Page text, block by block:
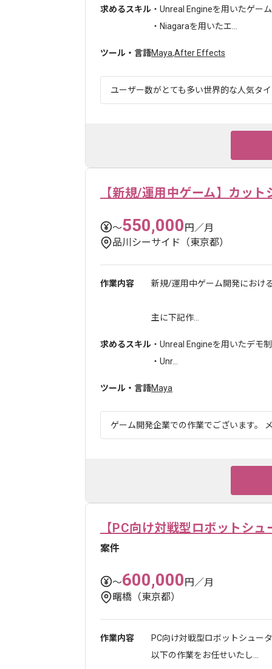
求めるスキル ・Unreal Engineを用いたゲー
・Niagaraを用いたエ...
ツール・言語Maya,After Effects
ユーザー数がとても多い世界的な人気タ
【新規/運用中ゲーム】カッ
〜550,000円／月
品川シーサイド（東京都）
作業内容 新規/運用中ゲーム開発におけ
主に下記作...
求めるスキル ・Unreal Engineを用いたデモ
・Unr...
ツール・言語Maya
ゲーム開発企業での作業でございます。
【PC向け対戦型ロボットシ
案件
〜600,000円／月
曙橋（東京都）
作業内容
PC向け対戦型ロボットシュー
以下の作業をお任せいたし...